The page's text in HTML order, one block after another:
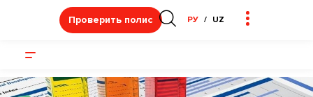
Проверить полис РУ UZ